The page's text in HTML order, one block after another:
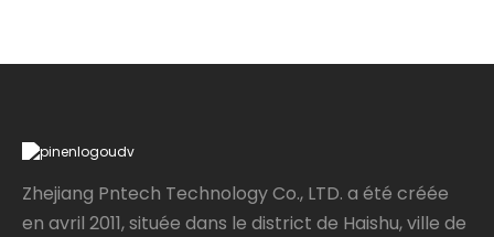
Zhejiang Pntech Technology Co., LTD. a été créée
en avril 2011, située dans le district de Haishu, ville de